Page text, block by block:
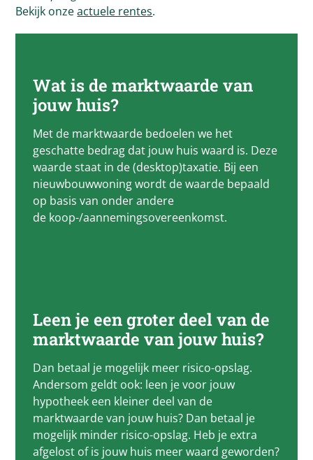
Bekijk onzeactuele rentes.
Wat is de marktwaarde van
jouw huis?
Met de marktwaarde bedoelen we het
geschatte bedrag dat jouw huis waard is. Deze
waarde staat in de (desktop)taxatie. Bij een
nieuwbouwwoning wordt de waarde bepaald
op basis van onder andere
de koop-/aannemingsovereenkomst.
Leen je een groter deel van de
marktwaarde van jouw huis?
Dan betaal je mogelijk meer risico-opslag.
Andersom geldt ook: leen je voor jouw
hypotheek een kleiner deel van de
marktwaarde van jouw huis? Dan betaal je
mogelijk minder risico-opslag. Heb je extra
afgelost of is jouw huis meer waard geworden?